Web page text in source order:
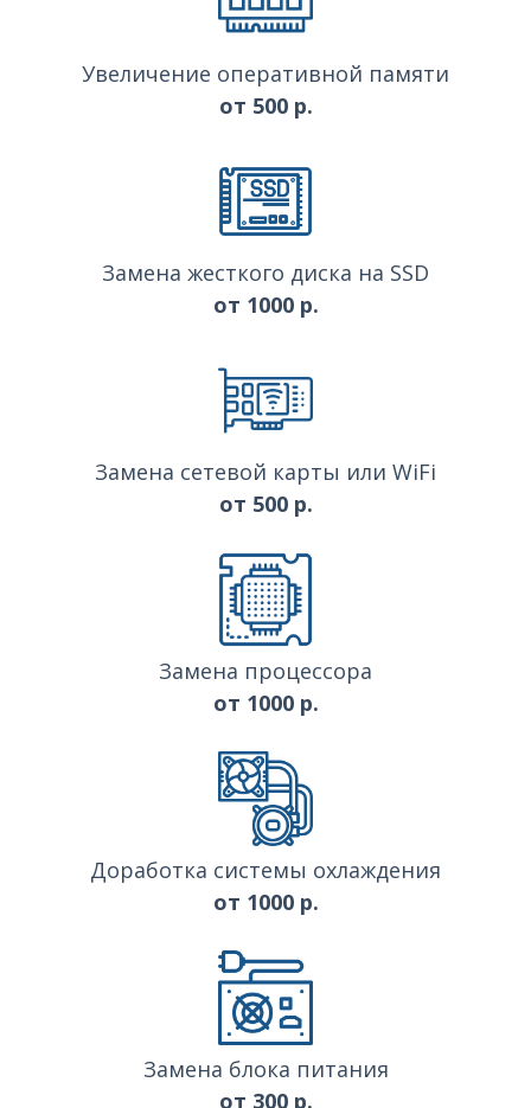
Увеличение оперативной памяти
от 500 р.
Замена жесткого диска на SSD
от 1000 р.
Замена сетевой карты или WiFi
от 500 р.
Замена процессора
от 1000 р.
Доработка системы охлаждения
от 1000 р.
Замена блока питания
от 300 р.